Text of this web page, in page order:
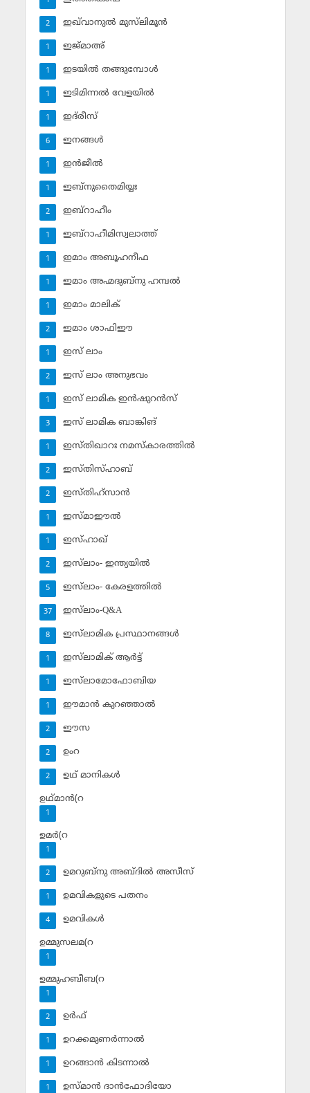
ഇഖ്‌വാനുല്‍ മുസ്‌ലിമൂന്‍
2
ഇജ്മാഅ്
1
ഇടയില്‍ തങ്ങുമ്പോള്‍
1
ഇടിമിന്നല്‍ വേളയില്‍
1
ഇദ്‌രീസ്‌
1
ഇനങ്ങള്‍
6
ഇന്‍ജീല്‍
1
ഇബ്‌നുതൈമിയ്യഃ
1
ഇബ്‌റാഹീം
2
ഇബ്‌റാഹീമിസ്വലാത്ത്
1
ഇമാം അബൂഹനീഫ
1
ഇമാം അഹ്മദുബ്‌നു ഹമ്പല്‍
1
ഇമാം മാലിക്
1
ഇമാം ശാഫിഈ
2
ഇസ് ലാം
1
ഇസ് ലാം അനുഭവം
2
ഇസ് ലാമിക ഇന്‍ഷുറന്‍സ്‌
1
ഇസ് ലാമിക ബാങ്കിങ്‌
3
ഇസ്തിഖാറഃ നമസ്‌കാരത്തില്‍
1
ഇസ്തിസ്ഹാബ്
2
ഇസ്തിഹ്‌സാന്‍
2
ഇസ്മാഈല്‍
1
ഇസ്ഹാഖ്‌
1
ഇസ്‌ലാം- ഇന്ത്യയില്‍
2
ഇസ്‌ലാം- കേരളത്തില്‍
5
ഇസ്‌ലാം-Q&A
37
ഇസ്‌ലാമിക പ്രസ്ഥാനങ്ങള്‍
8
ഇസ്‌ലാമിക് ആര്‍ട്ട്
1
ഇസ്‌ലാമോഫോബിയ
1
ഈമാന്‍ കുറഞ്ഞാല്‍
1
ഈസ
2
ഉംറ
2
ഉഥ് മാനികള്‍
2
ഉഥ്മാന്‍(റ
1
ഉമര്‍(റ
1
ഉമറുബ്‌നു അബ്ദില്‍ അസീസ്‌
2
ഉമവികളുടെ പതനം
1
ഉമവികള്‍
4
ഉമ്മുസലമ(റ
1
ഉമ്മുഹബീബ(റ
1
ഉര്‍ഫ്
2
ഉറക്കമുണര്‍ന്നാല്‍
1
ഉറങ്ങാന്‍ കിടന്നാല്‍
1
ഉസ്മാന്‍ ദാന്‍ഫോദിയോ
1